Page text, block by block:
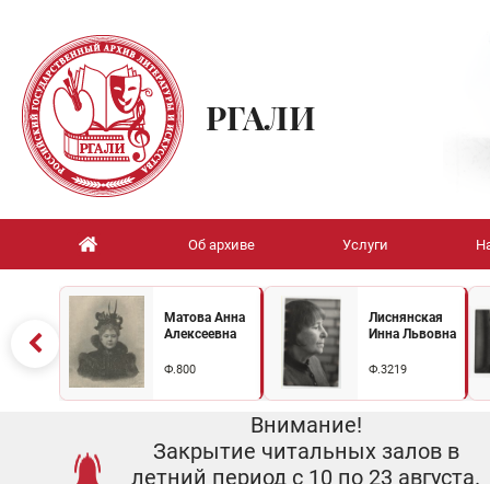
РГАЛИ
Об архиве Услуги
Матова Анна
Алексеевна
Ф.800
Лиснянская
Инна Львовна
Ф.3219
Внимание!
Закрытие читальных залов в
летний период с 10 по 23 августа.